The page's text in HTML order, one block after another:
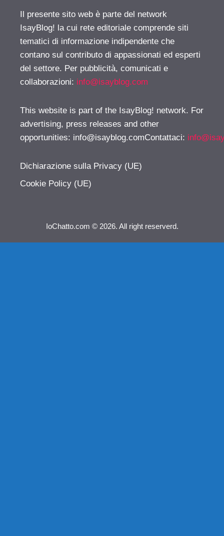
Il presente sito web è parte del network
IsayBlog! la cui rete editoriale comprende siti
tematici di informazione indipendente che
contano sul contributo di appassionati ed esperti
del settore. Per pubblicità, comunicati e
collaborazioni: info@isayblog.com
This website is part of the IsayBlog! network. For
advertising, press releases and other
opportunities: info@isayblog.comContattaci:
Dichiarazione sulla Privacy (UE)
Cookie Policy (UE)
IoChatto.com © 2026. All right reserverd.